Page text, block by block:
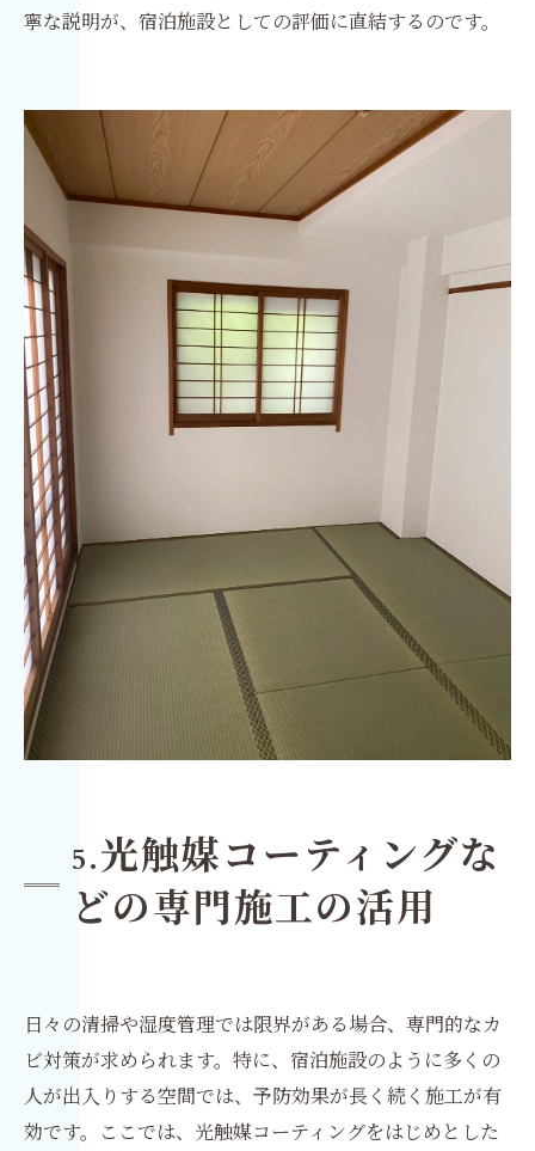
寧な説明が、宿泊施設としての評価に直結するのです。
5.光触媒コーティングな
どの専門施工の活用
日々の清掃や湿度管理では限界がある場合、専門的なカ
ビ対策が求められます。特に、宿泊施設のように多くの
人が出入りする空間では、予防効果が長く続く施工が有
効です。ここでは、光触媒コーティングをはじめとした